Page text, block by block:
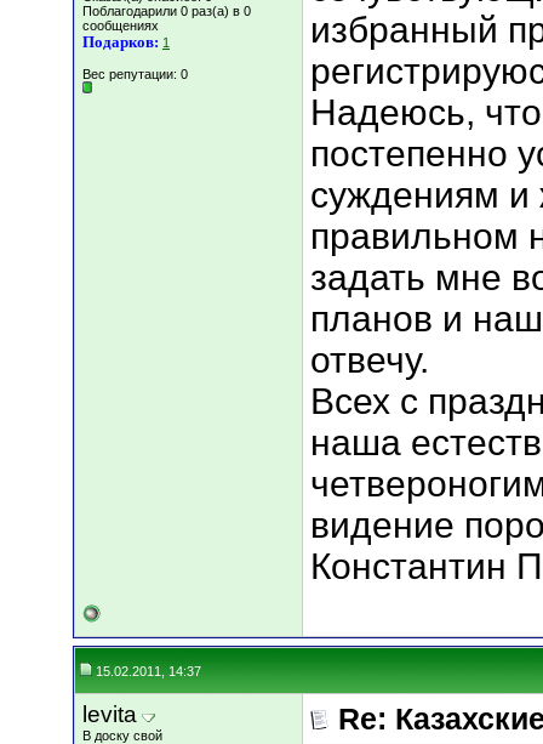
Поблагодарили 0 раз(а) в 0
сообщениях
Подарков: 1
Вес репутации: 0
избранный
Надеюсь,
постепенно
суждениям и
правильном
задать мне
планов и
отвечу.
Всех с
наша
видение
Константин
15.02.2011, 14:37
levita
В доску свой Re: